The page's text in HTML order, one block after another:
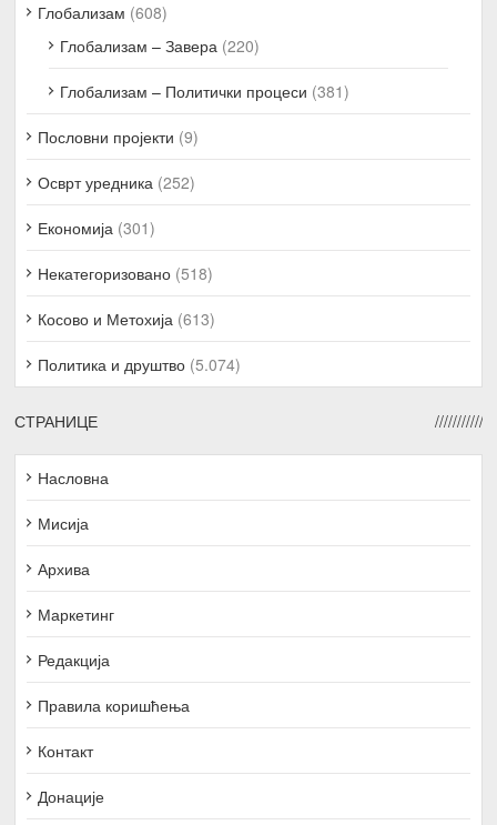
Глобализам (608)
Глобализам – Завера (220)
Глобализам – Политички процеси (381)
Пословни пројекти (9)
Осврт уредника (252)
Економија (301)
Некатегоризовано (518)
Косово и Метохија (613)
Политика и друштво (5.074)
СТРАНИЦЕ
Насловна
Мисија
Архива
Маркетинг
Редакција
Правила коришћења
Контакт
Донације